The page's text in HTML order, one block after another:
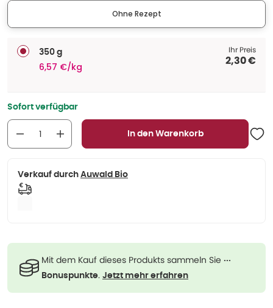
Ohne Rezept
350 g
6,57 €/kg
Ihr Preis
2,30 €
Sofort verfügbar
In den Warenkorb
Verkauf durch Auwald Bio
Mit dem Kauf dieses Produkts sammeln Sie ···
Bonuspunkte. Jetzt mehr erfahren